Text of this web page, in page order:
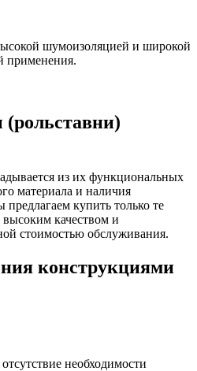
шумоизоляцией и широкой
применения.
из их функциональных
материала и наличия
купить только те
качеством и
стоимостью обслуживания.
конструкциями
необходимости